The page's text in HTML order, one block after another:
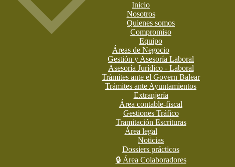
Inicio
Nosotros
Quienes somos
Compromiso
Equipo
Áreas de Negocio
Gestión y Asesoría Laboral
Asesoría Jurídico - Laboral
Trámites ante el Govern Balear
Trámites ante Ayuntamientos
Extranjería
Área contable-fiscal
Gestiones Tráfico
Tramitación Escrituras
Área legal
Noticias
Dossiers prácticos
🔒 Área Colaboradores